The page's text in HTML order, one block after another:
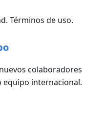
Términos de uso.
colaboradores
equipo internacional.